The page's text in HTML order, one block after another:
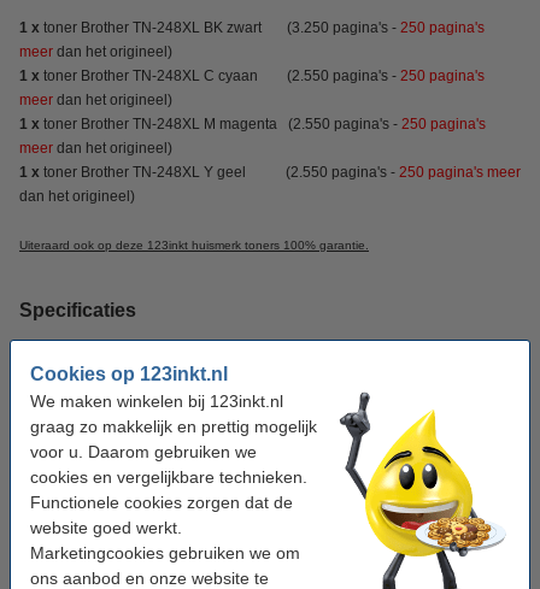
Cookies op 123inkt.nl
We maken winkelen bij 123inkt.nl
graag zo makkelijk en prettig mogelijk
voor u. Daarom gebruiken we
cookies en vergelijkbare technieken.
Functionele cookies zorgen dat de
website goed werkt.
Marketingcookies gebruiken we om
ons aanbod en onze website te
1 x toner Brother TN-248XL BK zwart (3.250 pagina's - 250 pagina's
meer dan het origineel)
1 x toner Brother TN-248XL C cyaan (2.550 pagina's - 250 pagina's
meer dan het origineel)
1 x toner Brother TN-248XL M magenta (2.550 pagina's - 250 pagina's
meer dan het origineel)
1 x toner Brother TN-248XL Y geel (2.550 pagina's - 250 pagina's meer
dan het origineel)
Uiteraard ook op deze 123inkt huismerk toners 100% garantie.
Specificaties
Kleur: zwart (1x) en kleur (3x)
aantal pagina's: ± 10.900 pagina's
Ons artikelnr: 130245
Zwart meebestellen